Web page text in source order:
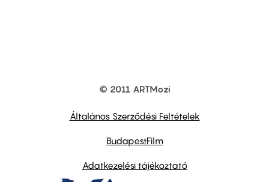
© 2011 ARTMozi
Általános Szerződési Feltételek
BudapestFilm
Adatkezelési tájékoztató